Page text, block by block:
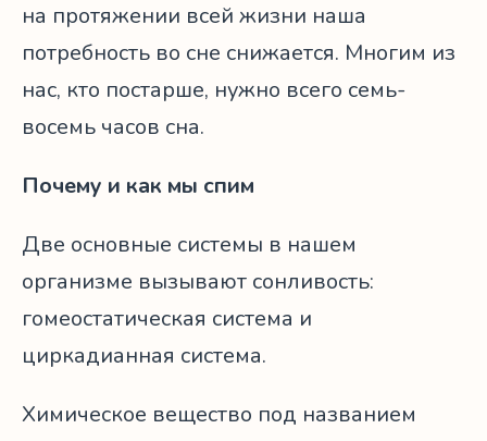
на протяжении всей жизни наша
потребность во сне снижается. Многим из
нас, кто постарше, нужно всего семь-
восемь часов сна.
Почему и как мы спим
Две основные системы в нашем
организме вызывают сонливость:
гомеостатическая система и
циркадианная система.
Химическое вещество под названием